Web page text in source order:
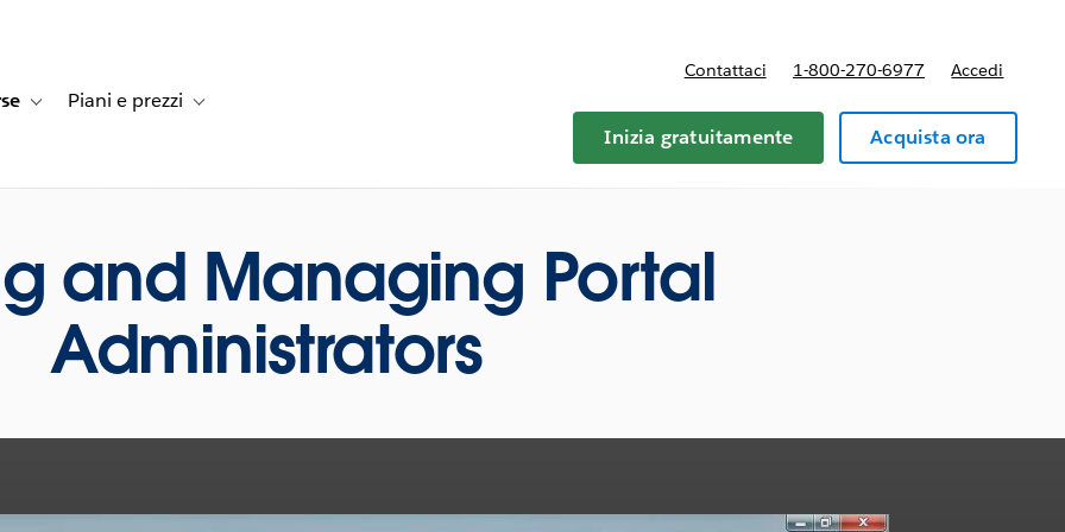
dei clientifor Soluzioni
Toggle sub-navigation for Risorse
Piani e prezzi Toggle sub-navigation for Piani e prezzi
Contattaci 1-800-270-6977 Accedi
Inizia gratuitamente Acquista ora
and Managing Portal
Administrators